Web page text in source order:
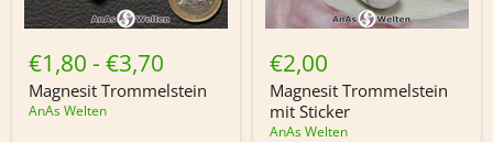
Magnesit
Trommelstein
€1,80 - €3,70
Magnesit Trommelstein
AnAs Welten
Magnesit
Trommelstein
mit
Sticker
€2,00
Magnesit Trommelstein
mit Sticker
AnAs Welten